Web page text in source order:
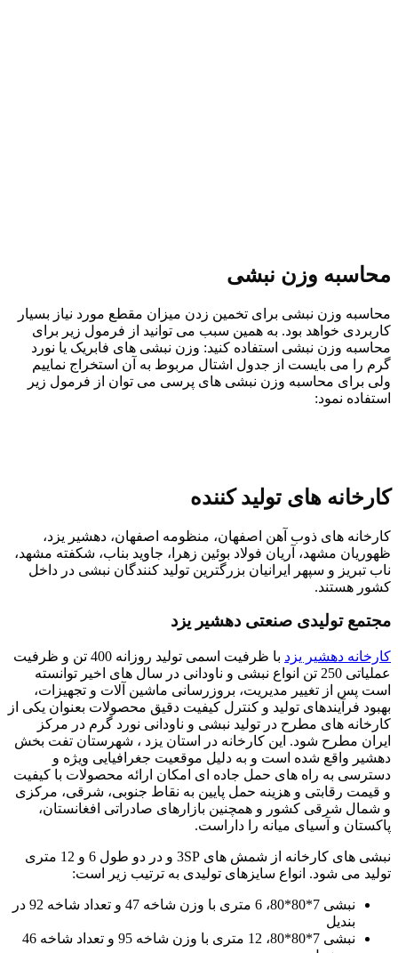
محاسبه وزن نبشی
محاسبه وزن نبشی برای تخمین زدن میزان مقطع مورد نیاز بسیار
کاربردی خواهد بود. به همین سبب می توانید از فرمول زیر برای
محاسبه وزن نبشی استفاده کنید: وزن نبشی های فابریک یا نورد
گرم را می بایست از جدول اشتال مربوط به آن استخراج نماییم
ولی برای محاسبه وزن نبشی های پرسی می توان از فرمول زیر
استفاده نمود:
کارخانه های تولید کننده
کارخانه های ذوب آهن اصفهان، منظومه اصفهان، دهشیر یزد،
ظهوریان مشهد، آریان فولاد بوئین زهرا، جاوید بناب، شکفته مشهد،
ناب تبریز و سپهر ایرانیان بزرگترین تولید کنندگان نبشی در داخل
کشور هستند.
مجتمع تولیدی صنعتی دهشیر یزد
کارخانه دهشیر یزد
با ظرفیت اسمی تولید روزانه 400 تن و ظرفیت
عملیاتی 250 تن انواع نبشی و ناودانی در سال های اخیر توانسته
است پس از تغییر مدیریت، بروزرسانی ماشین آلات و تجهیزات،
بهبود فرآیندهای تولید و کنترل کیفیت دقیق محصولات بعنوان یکی از
کارخانه های مطرح در تولید نبشی و ناودانی نورد گرم در مرکز
ایران مطرح شود. این کارخانه در استان یزد ، شهرستان تفت بخش
دهشیر واقع شده است و به دلیل موقعیت جغرافیایی ویژه و
دسترسی به راه های حمل جاده ای امکان ارائه محصولات با کیفیت
و قیمت رقابتی و هزینه حمل پایین به نقاط جنوبی، شرقی، مرکزی
و شمال شرقی کشور و همچنین بازارهای صادراتی افغانستان،
پاکستان و آسیای میانه را داراست.
نبشی های کارخانه از شمش های 3SP و در دو طول 6 و 12 متری
تولید می شود. انواع سایزهای تولیدی به ترتیب زیر است:
نبشی 7*80*80، 6 متری با وزن شاخه 47 و تعداد شاخه 92 در
بندیل
نبشی 7*80*80، 12 متری با وزن شاخه 95 و تعداد شاخه 46